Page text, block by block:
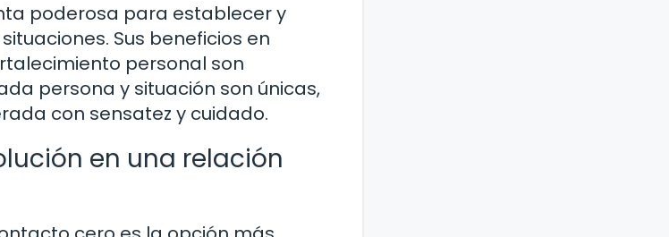
poderosa para establecer y
Sus beneficios en
personal son
persona y situación son únicas,
con sensatez y cuidado.
en una relación